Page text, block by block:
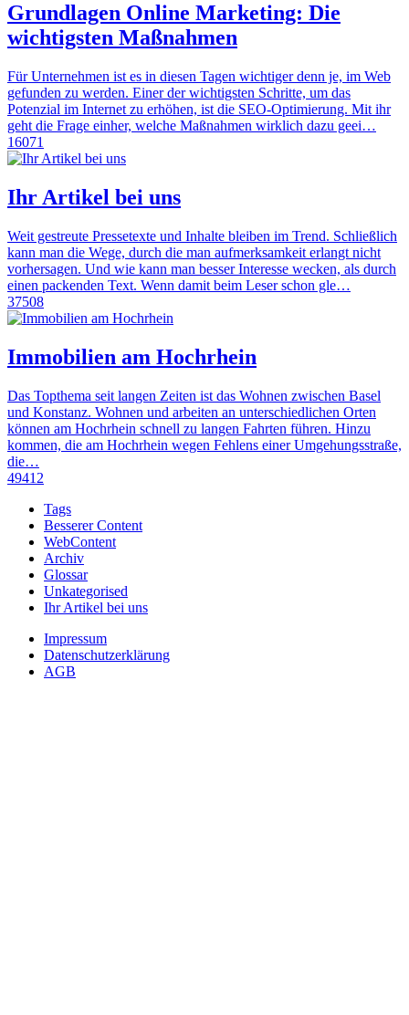
Grundlagen Online Marketing: Die
wichtigsten Maßnahmen
Für Unternehmen ist es in diesen Tagen wichtiger denn je, im Web
gefunden zu werden. Einer der wichtigsten Schritte, um das
Potenzial im Internet zu erhöhen, ist die SEO-Optimierung. Mit ihr
geht die Frage einher, welche Maßnahmen wirklich dazu geei…
16071
Ihr Artikel bei uns
Weit gestreute Pressetexte und Inhalte bleiben im Trend. Schließlich
kann man die Wege, durch die man aufmerksamkeit erlangt nicht
vorhersagen. Und wie kann man besser Interesse wecken, als durch
einen packenden Text. Wenn damit beim Leser schon gle…
37508
Immobilien am Hochrhein
Das Topthema seit langen Zeiten ist das Wohnen zwischen Basel
und Konstanz. Wohnen und arbeiten an unterschiedlichen Orten
können am Hochrhein schnell zu langen Fahrten führen. Hinzu
kommen, die am Hochrhein wegen Fehlens einer Umgehungsstraße,
die…
49412
Tags
Besserer Content
WebContent
Archiv
Glossar
Unkategorised
Ihr Artikel bei uns
Impressum
Datenschutzerklärung
AGB